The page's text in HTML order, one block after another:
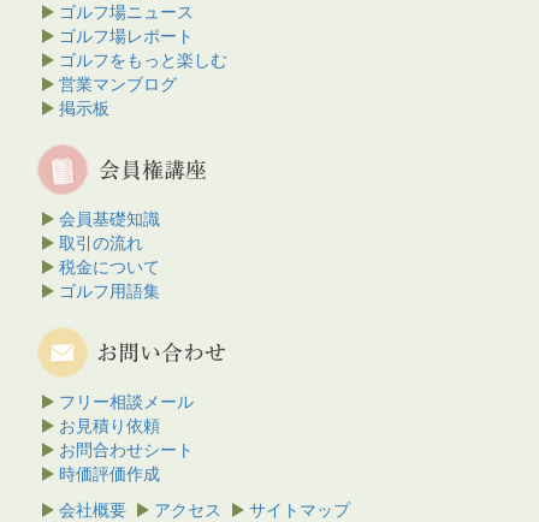
ゴルフ場ニュース
ゴルフ場レポート
ゴルフをもっと楽しむ
営業マンブログ
掲示板
会員基礎知識
取引の流れ
税金について
ゴルフ用語集
フリー相談メール
お見積り依頼
お問合わせシート
時価評価作成
会社概要
アクセス サイトマップ